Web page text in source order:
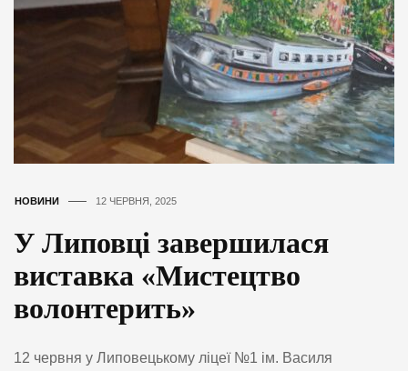
НОВИНИ 12 ЧЕРВНЯ, 2025
У Липовці завершилася
виставка «Мистецтво
волонтерить»
12 червня у Липовецькому ліцеї №1 ім. Василя